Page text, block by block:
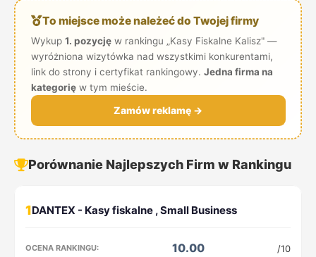
To miejsce może należeć do Twojej firmy
Wykup 1. pozycjęw rankingu „Kasy Fiskalne Kalisz" —
wyróżniona wizytówka nad wszystkimi konkurentami,
link do strony i certyfikat rankingowy. Jedna firma na
kategorięw tym mieście.
Zamów reklamę →
Porównanie Najlepszych Firm w Rankingu
1
10.00 /10